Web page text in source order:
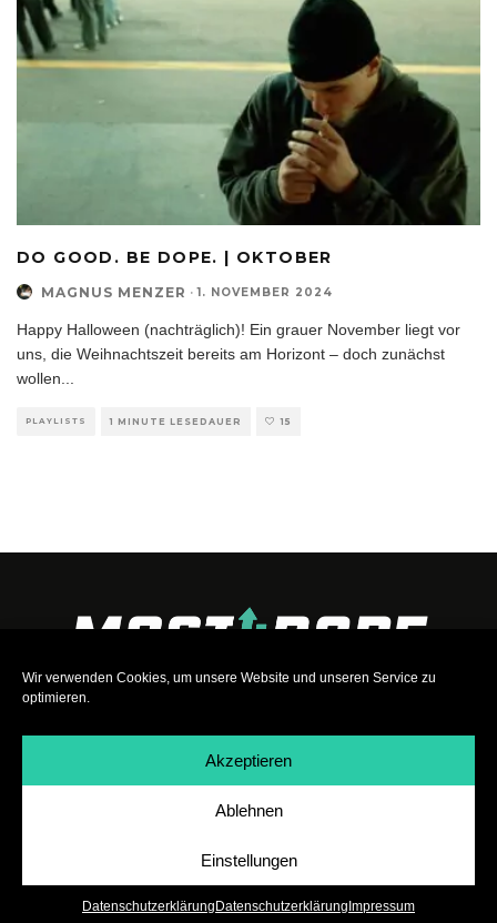
Wir verwenden Cookies, um unsere Website und unseren Service zu
optimieren.
Akzeptieren
Ablehnen
Einstellungen
Datenschutzerklärung Datenschutzerklärung Impressum
DO GOOD. BE DOPE. | OKTOBER
MAGNUS MENZER · 1. NOVEMBER 2024
Happy Halloween (nachträglich)! Ein grauer November liegt vor
uns, die Weihnachtszeit bereits am Horizont – doch zunächst
wollen
PLAYLISTS 1 MINUTE LESEDAUER 15
Datenschutz|Teilnahmebedingungen